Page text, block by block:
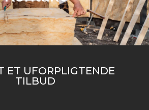
ET UFORPLIGTENDE
TILBUD​